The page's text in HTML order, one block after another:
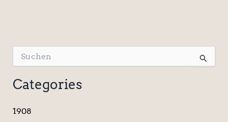
u
c
h
n
Categories
1908